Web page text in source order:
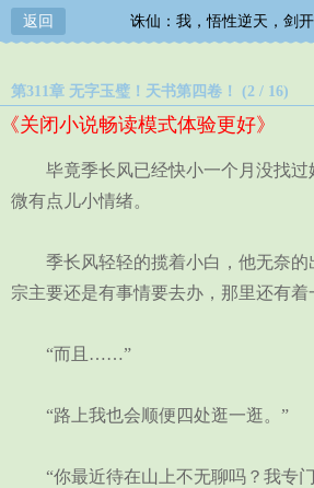
返回 诛仙：我，悟性逆天，剑开
第311章 无字玉璧！天书第四卷！ (2 / 16)
《关闭小说畅读模式体验更好》
毕竟季长风已经快小一个月没找过
微有点儿小情绪。
季长风轻轻的揽着小白，他无奈的
宗主要还是有事情要去办，那里还有
“而且……”
“路上我也会顺便四处逛一逛。”
“你最近待在山上不无聊吗？我专